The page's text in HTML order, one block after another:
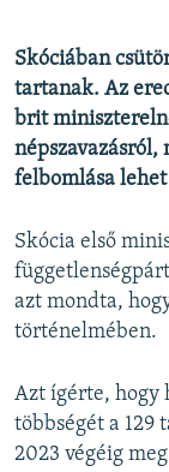
Valamennyi
Skóciában
tartanak. Az
brit
népszavazásról,
felbomlása lehet
Skócia első
azt mondta,
történelmében.
Azt ígérte, hogy
többségét a
2023 végéig